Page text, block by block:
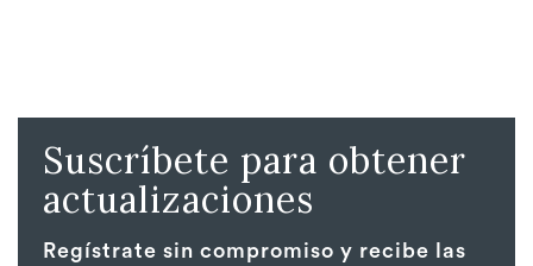
Suscríbete para obtener
actualizaciones
Regístrate sin compromiso y recibe las